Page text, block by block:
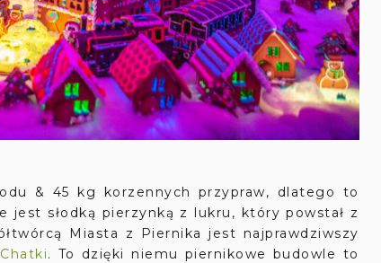
& 45 kg korzennych przypraw, dlatego to
słodką pierzynką z lukru, który powstał z
Miasta z Piernika jest najprawdziwszy
. To dzięki niemu piernikowe budowle to